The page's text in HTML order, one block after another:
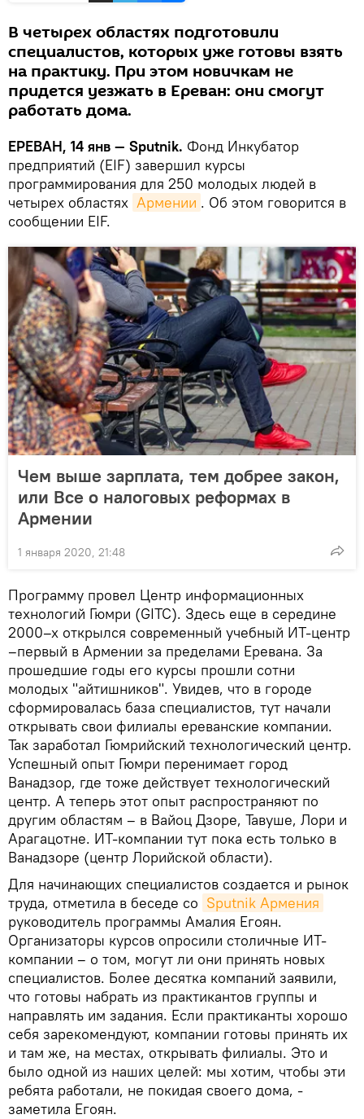
В четырех областях подготовили
специалистов, которых уже готовы взять
на практику. При этом новичкам не
придется уезжать в Ереван: они смогут
работать дома.
ЕРЕВАН, 14 янв — Sputnik. Фонд Инкубатор
предприятий (EIF) завершил курсы
программирования для 250 молодых людей в
четырех областях Армении . Об этом говорится в
сообщении EIF.
Чем выше зарплата, тем добрее закон,
или Все о налоговых реформах в
Армении
1 января 2020, 21:48
Программу провел Центр информационных
технологий Гюмри (GITC). Здесь еще в середине
2000–х открылся современный учебный ИТ-центр
–первый в Армении за пределами Еревана. За
прошедшие годы его курсы прошли сотни
молодых "айтишников". Увидев, что в городе
сформировалась база специалистов, тут начали
открывать свои филиалы ереванские компании.
Так заработал Гюмрийский технологический центр.
Успешный опыт Гюмри перенимает город
Ванадзор, где тоже действует технологический
центр. А теперь этот опыт распространяют по
другим областям – в Вайоц Дзоре, Тавуше, Лори и
Арагацотне. ИТ-компании тут пока есть только в
Ванадзоре (центр Лорийской области).
Для начинающих специалистов создается и рынок
труда, отметила в беседе со Sputnik Армения
руководитель программы Амалия Егоян.
Организаторы курсов опросили столичные ИТ-
компании – о том, могут ли они принять новых
специалистов. Более десятка компаний заявили,
что готовы набрать из практикантов группы и
направлять им задания. Если практиканты хорошо
себя зарекомендуют, компании готовы принять их
и там же, на местах, открывать филиалы. Это и
было одной из наших целей: мы хотим, чтобы эти
ребята работали, не покидая своего дома, -
заметила Егоян.